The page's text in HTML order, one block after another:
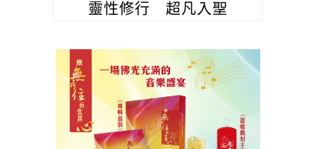
靈性修行 超凡入聖